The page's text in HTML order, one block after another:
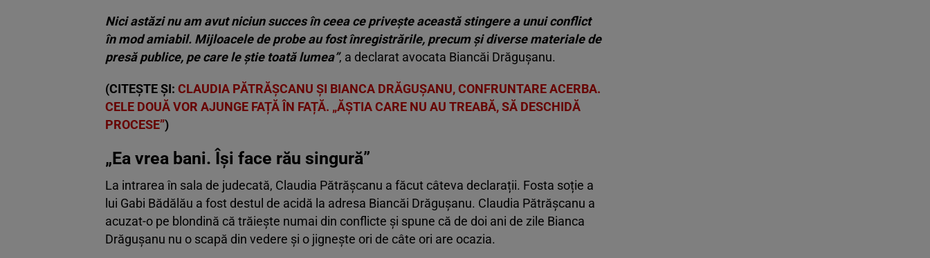
Nici astăzi nu am avut niciun succes în ceea ce privește această stingere a unui conflict
în mod amiabil. Mijloacele de probe au fost înregistrările, precum și diverse materiale de
presă publice, pe care le știe toată lumea”, a declarat avocata Biancăi Drăgușanu.
(CITEȘTE ȘI: CLAUDIA PĂTRĂȘCANU ȘI BIANCA DRĂGUȘANU, CONFRUNTARE ACERBA.
CELE DOUĂ VOR AJUNGE FAȚĂ ÎN FAȚĂ. „ĂȘTIA CARE NU AU TREABĂ, SĂ DESCHIDĂ
PROCESE”)
„Ea vrea bani. Își face rău singură”
La intrarea în sala de judecată, Claudia Pătrășcanu a făcut câteva declarații. Fosta soție a
lui Gabi Bădălău a fost destul de acidă la adresa Biancăi Drăgușanu. Claudia Pătrășcanu a
acuzat-o pe blondină că trăiește numai din conflicte și spune că de doi ani de zile Bianca
Drăgușanu nu o scapă din vedere și o jignește ori de câte ori are ocazia.